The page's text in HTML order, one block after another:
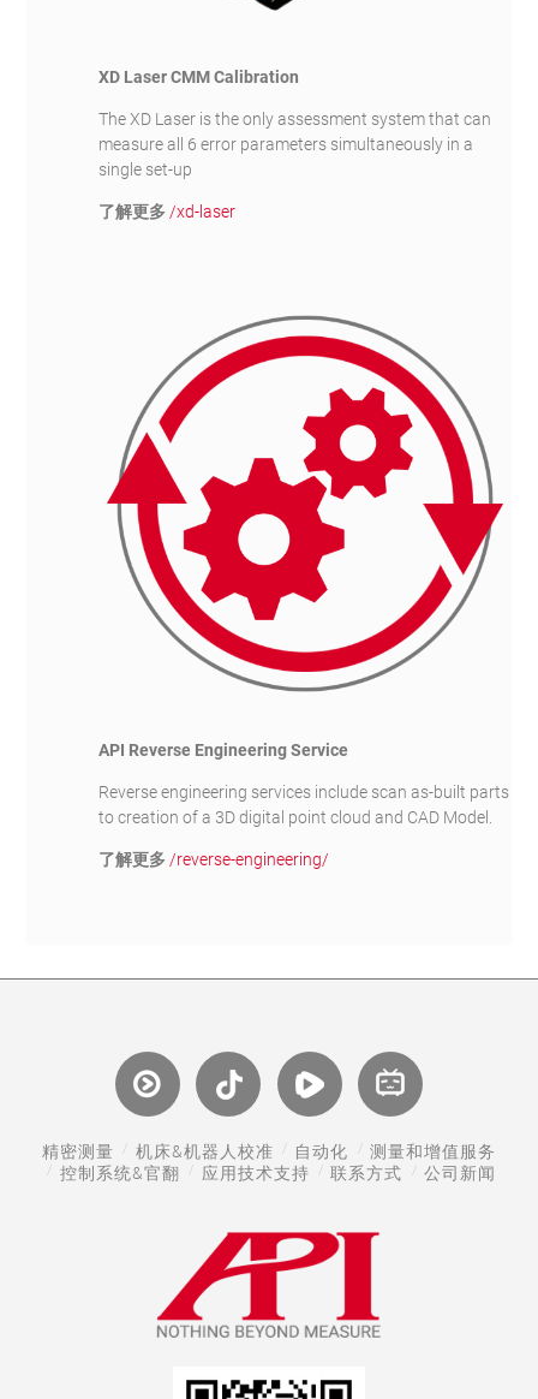
XD Laser CMM Calibration
The XD Laser is the only assessment system that can
measure all 6 error parameters simultaneously in a
single set-up
了解更多/xd-laser
API Reverse Engineering Service
Reverse engineering services include scan as-built parts
to creation of a 3D digital point cloud and CAD Model.
了解更多/reverse-engineering/
精密测量 机床&机器人校准 自动化
测量和增值服务
控制系统&官翻
应用技术支持 联系方式 公司新闻